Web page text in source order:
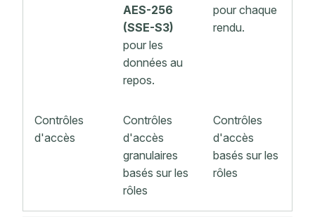
AES-256
(SSE-S3)
pour les
données au
repos.
pour chaque
rendu.
Contrôles
d'accès
Contrôles
d'accès
granulaires
basés sur les
rôles
Contrôles
d'accès
basés sur les
rôles